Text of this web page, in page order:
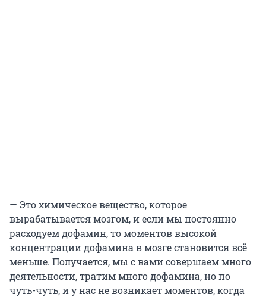
— Это химическое вещество, которое
вырабатывается мозгом, и если мы постоянно
расходуем дофамин, то моментов высокой
концентрации дофамина в мозге становится всё
меньше. Получается, мы с вами совершаем много
деятельности, тратим много дофамина, но по
чуть-чуть, и у нас не возникает моментов, когда